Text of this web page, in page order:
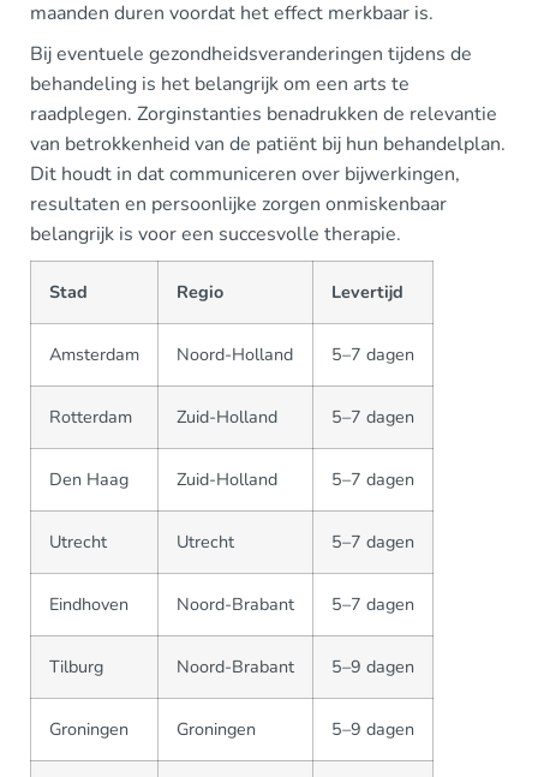
maanden duren voordat het effect merkbaar is.
Bij eventuele gezondheidsveranderingen tijdens de
behandeling is het belangrijk om een arts te
raadplegen. Zorginstanties benadrukken de relevantie
van betrokkenheid van de patiënt bij hun behandelplan.
Dit houdt in dat communiceren over bijwerkingen,
resultaten en persoonlijke zorgen onmiskenbaar
belangrijk is voor een succesvolle therapie.
Stad Regio Levertijd
Amsterdam Noord-Holland 5–7 dagen
Rotterdam Zuid-Holland 5–7 dagen
Den Haag Zuid-Holland 5–7 dagen
Utrecht Utrecht 5–7 dagen
Eindhoven Noord-Brabant 5–7 dagen
Tilburg Noord-Brabant 5–9 dagen
Groningen Groningen 5–9 dagen